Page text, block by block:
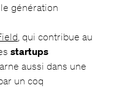
génération
, qui contribue au
startups
aussi dans une
un coq